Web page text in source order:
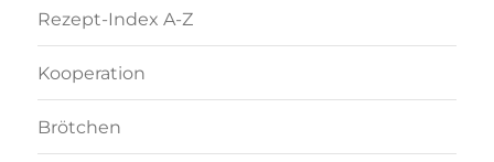
Rezept-Index A-Z
Kooperation
Brötchen